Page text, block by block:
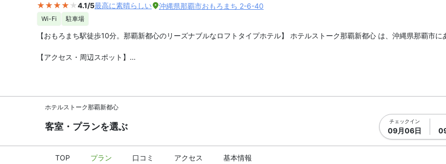
4.1/5最高に素晴らしい 沖縄県那覇市おもろまち 2-6-40
Wi-Fi 駐車場
【おもろまち駅徒歩10分。那覇新都心のリーズナブルなロフトタイプホテル】 ホテルストーク那覇新都心 は、沖縄県那覇市に
【アクセス・周辺スポット】
ホテルストーク那覇新都心 までのアクセスは、那覇空港から沖縄都市モノレールで約20分、ゆいレール「おもろまち駅」下
【駐車場】 あり（有料）
ホテルからコンビニは徒歩1分、全室小型冷蔵庫があります。共用エリアの無料ドリンクバーもご利用いただけます。
ホテルストーク那覇新都心
客室・プランを選ぶ
チェックイン
09月06日
TOP プラン 口コミ アクセス 基本情報